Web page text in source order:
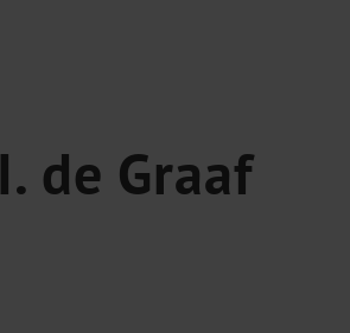
I. de Graaf